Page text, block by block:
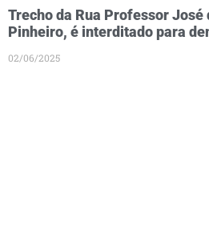
Trecho da Rua Professor José
Pinheiro, é interditado para
02/06/2025